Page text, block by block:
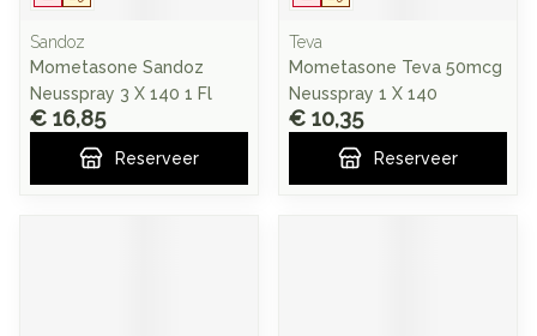
Sandoz
Mometasone Sandoz
Neusspray 3 X 140 1 Fl
€ 16,85
Reserveer
Teva
Mometasone Teva 50mcg
Neusspray 1 X 140
€ 10,35
Reserveer